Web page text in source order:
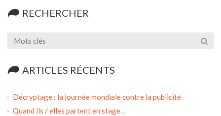
RECHERCHER
ARTICLES RÉCENTS
Décryptage : la journée mondiale contre la publicité
Quand ils / elles partent en stage…